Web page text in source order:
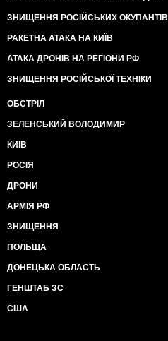
ЗНИЩЕННЯ РОСІЙСЬКИХ ОКУПАНТІВ
РАКЕТНА АТАКА НА КИЇВ
АТАКА ДРОНІВ НА РЕГІОНИ РФ
ЗНИЩЕННЯ РОСІЙСЬКОЇ ТЕХНІКИ
ОБСТРІЛ
ЗЕЛЕНСЬКИЙ ВОЛОДИМИР
КИЇВ
РОСІЯ
ДРОНИ
АРМІЯ РФ
ЗНИЩЕННЯ
ПОЛЬЩА
ДОНЕЦЬКА ОБЛАСТЬ
ГЕНШТАБ ЗС
США